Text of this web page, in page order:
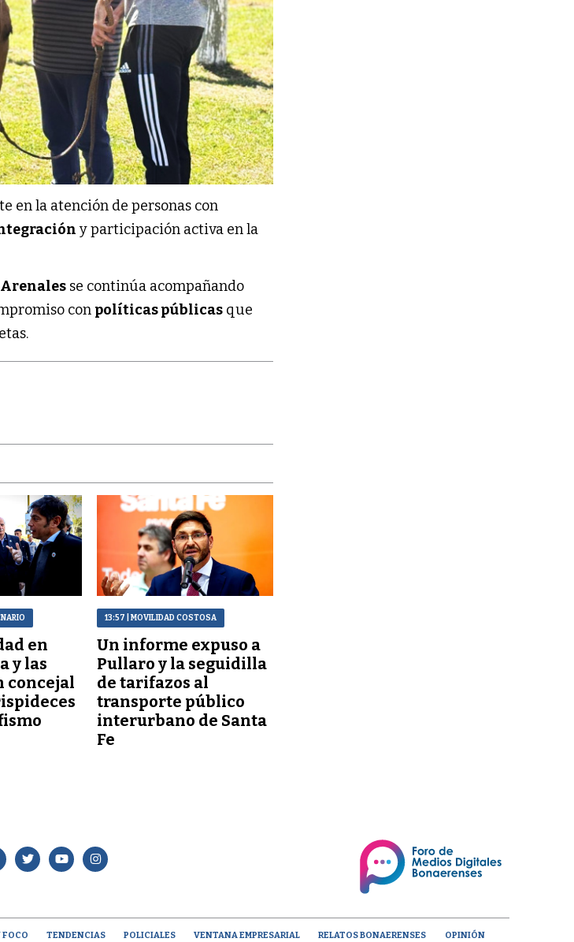
en la atención de personas con
y participación activa en la
se continúa acompañando
con políticas públicas que
en
y las
concejal
13:57 | MOVILIDAD COSTOSA
Un informe expuso a
Pullaro y la seguidilla
de tarifazos al
transporte público
interurbano de Santa
Fe
FOCO TENDENCIAS POLICIALES VENTANA EMPRESARIAL RELATOS BONAERENSES OPINIÓN